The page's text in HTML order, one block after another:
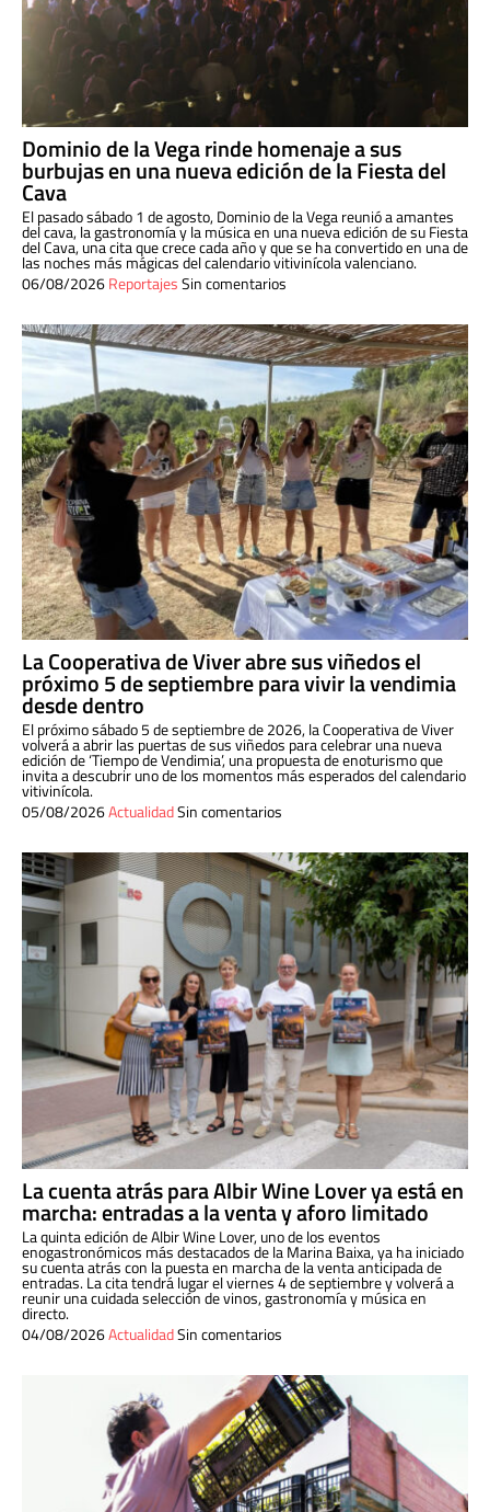
Dominio de la Vega rinde homenaje a sus
burbujas en una nueva edición de la Fiesta del
Cava
El pasado sábado 1 de agosto, Dominio de la Vega reunió a amantes
del cava, la gastronomía y la música en una nueva edición de su Fiesta
del Cava, una cita que crece cada año y que se ha convertido en una de
las noches más mágicas del calendario vitivinícola valenciano.
06/08/2026ReportajesSin comentarios
La Cooperativa de Viver abre sus viñedos el
próximo 5 de septiembre para vivir la vendimia
desde dentro
El próximo sábado 5 de septiembre de 2026, la Cooperativa de Viver
volverá a abrir las puertas de sus viñedos para celebrar una nueva
edición de ‘Tiempo de Vendimia’, una propuesta de enoturismo que
invita a descubrir uno de los momentos más esperados del calendario
vitivinícola.
05/08/2026ActualidadSin comentarios
La cuenta atrás para Albir Wine Lover ya está en
marcha: entradas a la venta y aforo limitado
La quinta edición de Albir Wine Lover, uno de los eventos
enogastronómicos más destacados de la Marina Baixa, ya ha iniciado
su cuenta atrás con la puesta en marcha de la venta anticipada de
entradas. La cita tendrá lugar el viernes 4 de septiembre y volverá a
reunir una cuidada selección de vinos, gastronomía y música en
directo.
04/08/2026ActualidadSin comentarios